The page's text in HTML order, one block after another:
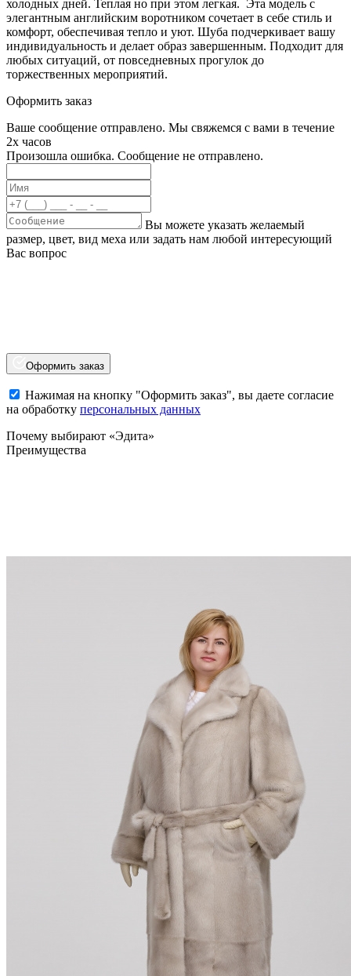
холодных дней. Теплая но при этом легкая. Эта модель с
элегантным английским воротником сочетает в себе стиль и
комфорт, обеспечивая тепло и уют. Шуба подчеркивает вашу
индивидуальность и делает образ завершенным. Подходит для
любых ситуаций, от повседневных прогулок до
торжественных мероприятий.
Оформить заказ
Ваше сообщение отправлено. Мы свяжемся с вами в течение
2х часов
Произошла ошибка. Сообщение не отправлено.
Вы можете указать желаемый
размер, цвет, вид меха или задать нам любой интересующий
Вас вопрос
Оформить заказ
Нажимая на кнопку "Оформить заказ", вы даете согласие
на обработку персональных данных
Почему выбирают «Эдита»
Преимущества